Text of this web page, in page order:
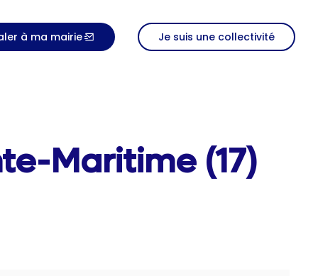
à ma mairie Je suis une collectivité
Maritime (17)